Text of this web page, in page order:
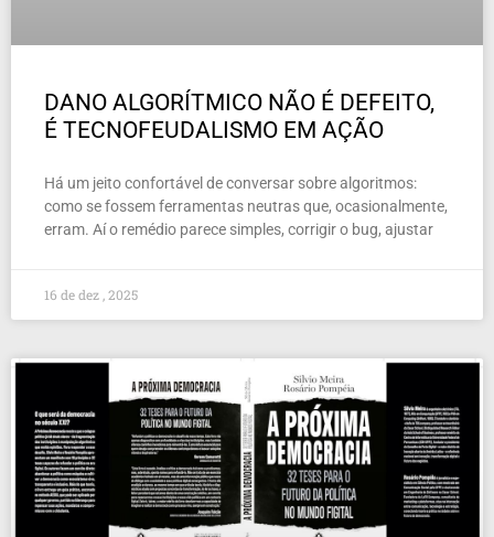
DANO ALGORÍTMICO NÃO É DEFEITO,
É TECNOFEUDALISMO EM AÇÃO
Há um jeito confortável de conversar sobre algoritmos:
como se fossem ferramentas neutras que, ocasionalmente,
erram. Aí o remédio parece simples, corrigir o bug, ajustar
16 de dez , 2025